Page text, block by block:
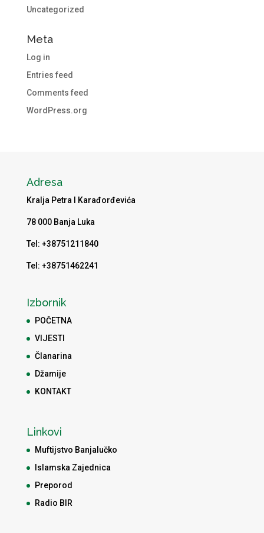
Uncategorized
Meta
Log in
Entries feed
Comments feed
WordPress.org
Adresa
Kralja Petra I Karađorđevića
78 000 Banja Luka
Tel: +38751211840
Tel: +38751462241
Izbornik
POČETNA
VIJESTI
Članarina
Džamije
KONTAKT
Linkovi
Muftijstvo Banjalučko
Islamska Zajednica
Preporod
Radio BIR